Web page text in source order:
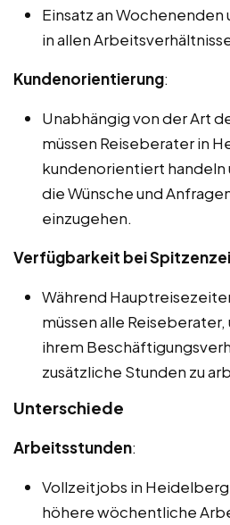
Einsatz an Wochenenden
in allen
Kundenorientierung:
Unabhängig von der Art
müssen Reiseberater in
kundenorientiert handeln
die Wünsche und
einzugehen.
Verfügbarkeit bei
Während
müssen alle
ihrem
zusätzliche Stunden zu
Unterschiede
Arbeitsstunden:
Vollzeitjobs in
höhere wöchentliche